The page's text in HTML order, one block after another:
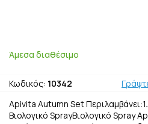
Κωδικός: 10342
Apivita Autumn Set
Βιολογικό SprayΒιολογικό Spray
Άμεσα διαθέσιμο